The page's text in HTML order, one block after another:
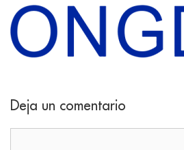
Deja un comentario